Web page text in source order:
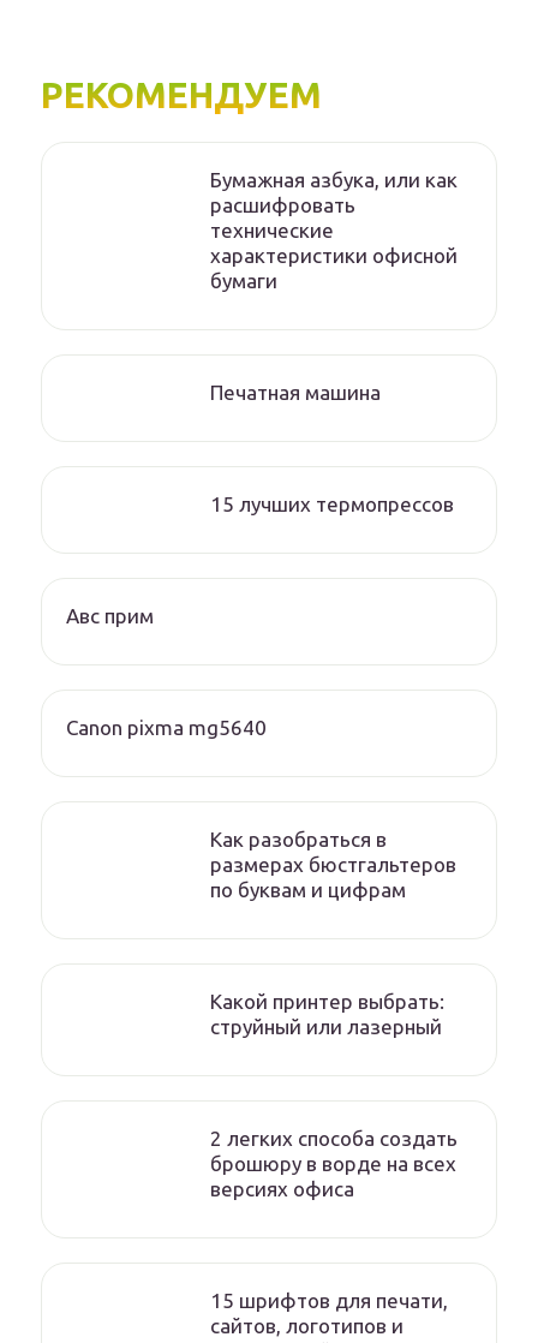
РЕКОМЕНДУЕМ
Бумажная азбука, или как
расшифровать
технические
характеристики офисной
бумаги
Печатная машина
15 лучших термопрессов
Авс прим
Canon pixma mg5640
Как разобраться в
размерах бюстгальтеров
по буквам и цифрам
Какой принтер выбрать:
струйный или лазерный
2 легких способа создать
брошюру в ворде на всех
версиях офиса
15 шрифтов для печати,
сайтов, логотипов и